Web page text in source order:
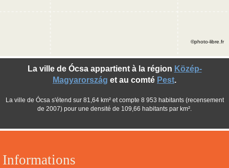
Informations
La ville de Ócsa appartient à la région Közép-
Magyarország et au comté Pest.
La ville de Ócsa s'étend sur 81,64 km² et compte 8 953 habitants (recensement
de 2007) pour une densité de 109,66 habitants par km².
©photo-libre.fr